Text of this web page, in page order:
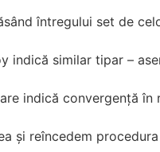
întregului set de
indică similar tipar –
indică convergență în
și reîncedem